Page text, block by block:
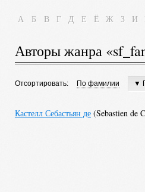
А Б В Г Д Е Ё Ж З И
Авторы жанра
Отсортировать: По фамилии ▼
Кастелл Себастьян де(Sebastien de